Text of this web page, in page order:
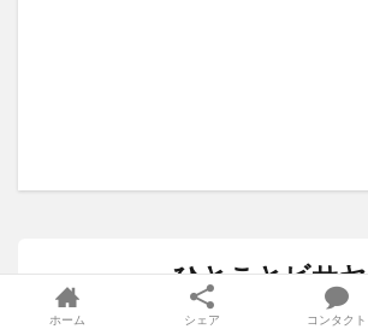
ひとことビサヤ
ホーム シェア コンタクト